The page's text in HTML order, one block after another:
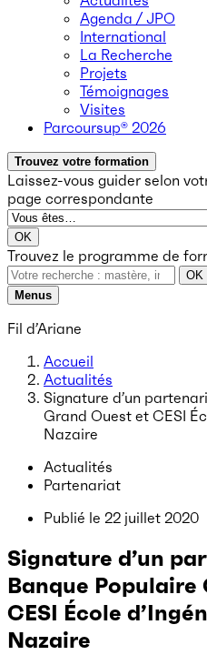
Agenda / JPO
International
La Recherche
Projets
Témoignages
Visites
Parcoursup® 2026
Trouvez votre formation
Laissez-vous guider selon
page correspondante
OK
Trouvez le programme de
OK
Menus
Fil d’Ariane
Accueil
Actualités
Signature d’un
Grand Ouest et CESI
Nazaire
Actualités
Partenariat
Publié le 22 juillet 2020
Signature d’un
Banque Populaire
CESI École
Nazaire